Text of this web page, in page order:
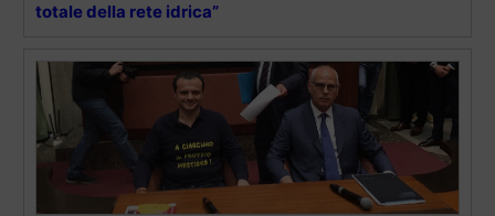
totale della rete idrica”